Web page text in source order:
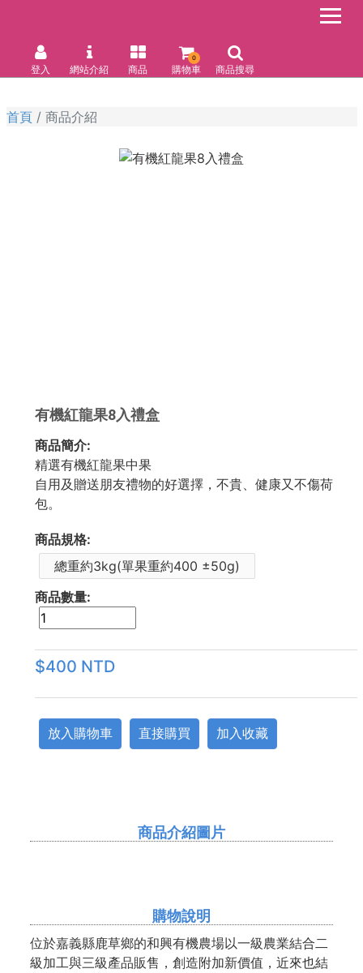
登入 網站介紹 商品 購物車
0
商品搜尋
首頁 商品介紹
有機紅龍果8入禮盒
商品簡介:
精選有機紅龍果中果
自用及贈送朋友禮物的好選擇，不貴、健康又不傷荷
包。
商品規格:
總重約3kg(單果重約400 ±50g)
商品數量:
$400 NTD
放入購物車 直接購買 加入收藏
商品介紹圖片
購物說明
位於嘉義縣鹿草鄉的和興有機農場以一級農業結合二
級加工與三級產品販售，創造附加新價值，近來也結